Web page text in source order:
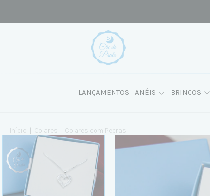
LANÇAMENTOS ANÉIS BRINCOS
Início Colares Colares com Pedras